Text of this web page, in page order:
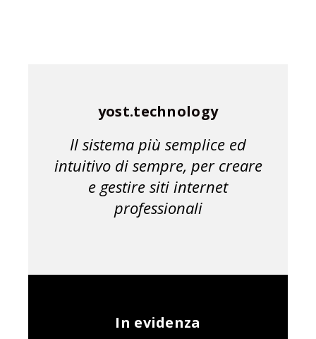
yost.technology
Il sistema più semplice ed
intuitivo di sempre, per creare
e gestire siti internet
professionali
In evidenza